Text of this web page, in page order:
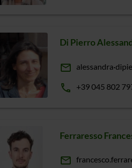
Di Pierro
email alessandra
phone +39 045 802
Ferraresso
email